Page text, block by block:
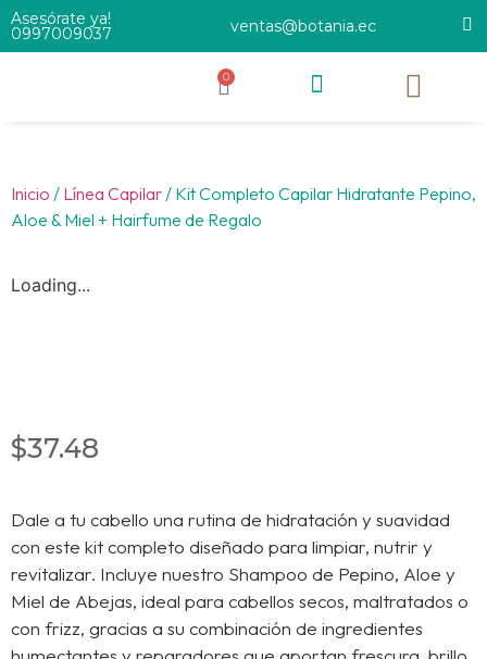
Asesórate ya!
0997009037 ventas@botania.ec
0
Inicio / Línea Capilar/ Kit Completo Capilar Hidratante Pepino,
Aloe & Miel + Hairfume de Regalo
Loading...
$37.48
Dale a tu cabello una rutina de hidratación y suavidad
con este kit completo diseñado para limpiar, nutrir y
revitalizar. Incluye nuestro Shampoo de Pepino, Aloe y
Miel de Abejas, ideal para cabellos secos, maltratados o
con frizz, gracias a su combinación de ingredientes